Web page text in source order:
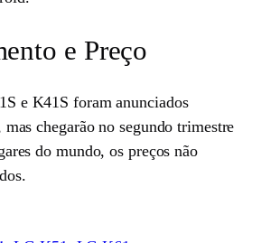
e Preço
e K41S foram anunciados
chegarão no segundo trimestre
do mundo, os preços não